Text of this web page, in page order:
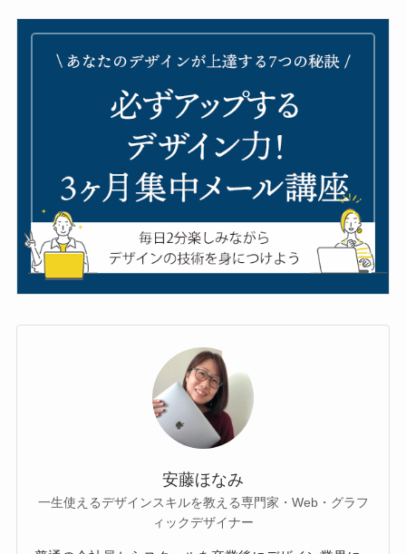
安藤ほなみ
一生使えるデザインスキルを教える専門家・Web・グラフ
ィックデザイナー